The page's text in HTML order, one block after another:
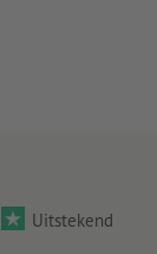
Uitstekend